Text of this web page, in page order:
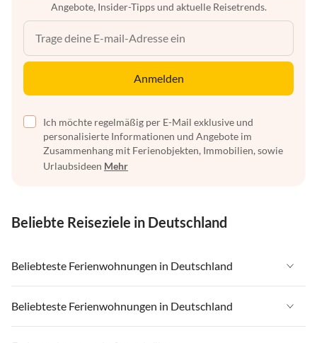
Angebote, Insider-Tipps und aktuelle Reisetrends.
Anmelden
Ich möchte regelmäßig per E-Mail exklusive und
personalisierte Informationen und Angebote im
Zusammenhang mit Ferienobjekten, Immobilien, sowie
Urlaubsideen Mehr
Beliebte Reiseziele in Deutschland
Beliebteste Ferienwohnungen in Deutschland
Ferienwohnungen in Deutschland
Ferienwohnungen in Ostsee
Beliebteste Ferienwohnungen in Deutschland